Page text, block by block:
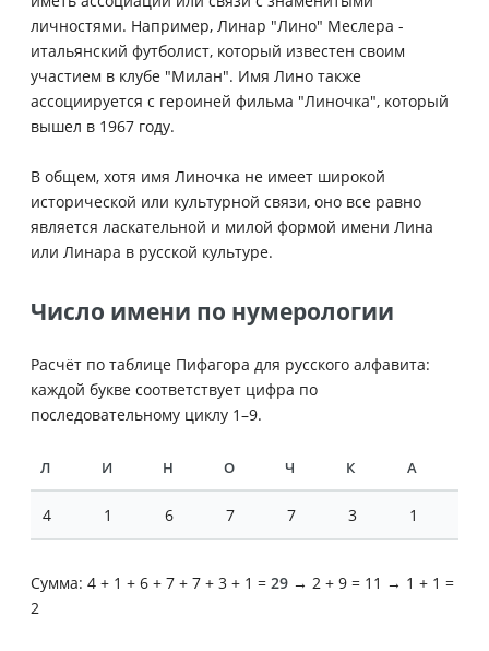
личностями. Например, Линар "Лино" Меслера -
итальянский футболист, который известен своим
участием в клубе "Милан". Имя Лино также
ассоциируется с героиней фильма "Линочка", который
вышел в 1967 году.
В общем, хотя имя Линочка не имеет широкой
исторической или культурной связи, оно все равно
является ласкательной и милой формой имени Лина
или Линара в русской культуре.
Число имени по нумерологии
Расчёт по таблице Пифагора для русского алфавита:
каждой букве соответствует цифра по
последовательному циклу 1–9.
Л И Н О Ч К А
4 1 6 7 7 3 1
Сумма: 4 + 1 + 6 + 7 + 7 + 3 + 1 = 29 → 2 + 9 = 11 → 1 + 1 =
2